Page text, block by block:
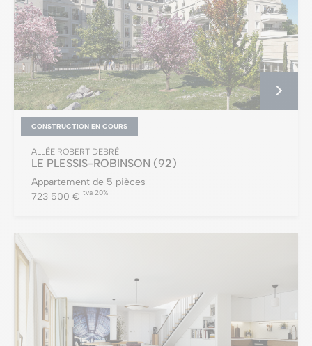
CONSTRUCTION EN COURS
ALLÉE ROBERT DEBRÉ
LE PLESSIS-ROBINSON (92)
Appartement de 5 pièces
723 500 € tva 20%